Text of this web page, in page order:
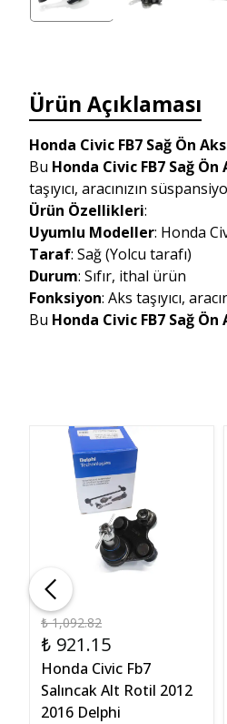
Ürün Açıklaması
Honda Civic FB7 Sağ Ön Aks
Bu Honda Civic FB7 Sağ Ön
taşıyıcı, aracınızın
Ürün Özellikleri:
Uyumlu Modeller: Honda
Taraf: Sağ (Yolcu tarafı)
Durum: Sıfır, ithal ürün
Fonksiyon: Aks taşıyıcı,
Bu Honda Civic FB7 Sağ Ön
₺ 1,092.82
₺ 921.15
Honda Civic Fb7
Salıncak Alt Rotil 2012
2016 Delphi